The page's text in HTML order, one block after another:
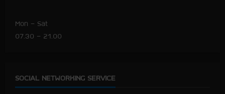
Mon – Sat
07.30 – 21.00
SOCIAL NETWORKING SERVICE